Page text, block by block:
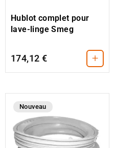
Hublot complet pour
lave-linge Smeg
174,12 € +
Nouveau